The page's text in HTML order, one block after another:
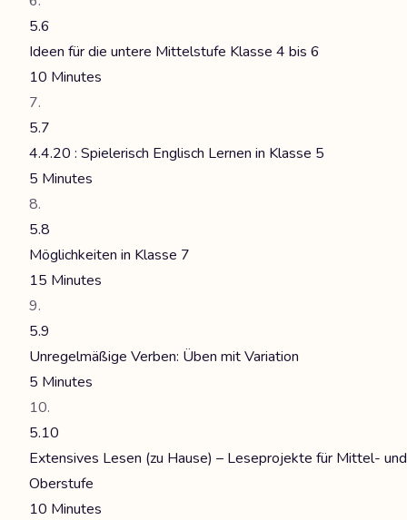
5.6
Ideen für die untere Mittelstufe Klasse 4 bis 6
10 Minutes
5.7
4.4.20 : Spielerisch Englisch Lernen in Klasse 5
5 Minutes
5.8
Möglichkeiten in Klasse 7
15 Minutes
5.9
Unregelmäßige Verben: Üben mit Variation
5 Minutes
5.10
Extensives Lesen (zu Hause) – Leseprojekte für Mittel- und
Oberstufe
10 Minutes